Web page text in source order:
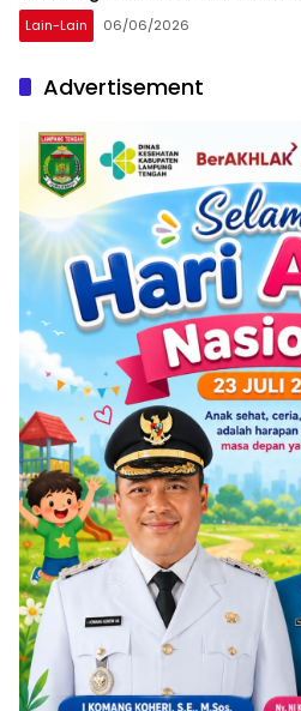
Lain-Lain 06/06/2026
Advertisement